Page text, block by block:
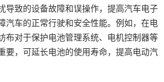
导致的设备故障和误操作，提高汽车电子
汽车的正常行驶和安全性能。例如，在电
布对于保护电池管理系统、电机控制器等
要，可延长电池的使用寿命，提高电动汽